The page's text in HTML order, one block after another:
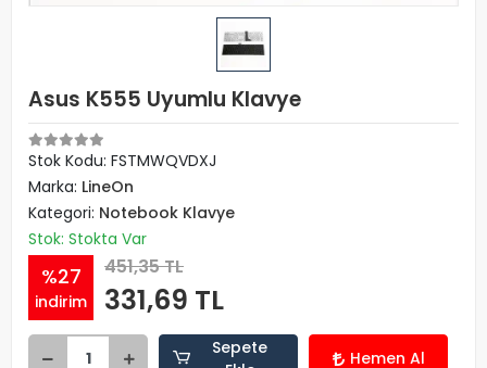
Asus K555 Uyumlu Klavye
Stok Kodu: FSTMWQVDXJ
Marka: LineOn
Kategori: Notebook Klavye
Stok: Stokta Var
%27
indirim
451,35 TL
331,69 TL
Sepete
Hemen Al